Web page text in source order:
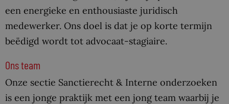
een energieke en enthousiaste juridisch
medewerker. Ons doel is dat je op korte termijn
beëdigd wordt tot advocaat-stagiaire.
Ons team
Onze sectie Sanctierecht & Interne onderzoeken
is een jonge praktijk met een jong team waarbij je